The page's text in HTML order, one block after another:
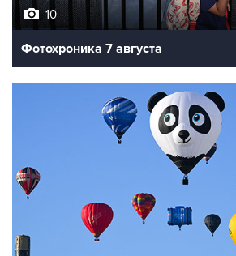
10
Фотохроника 7 августа